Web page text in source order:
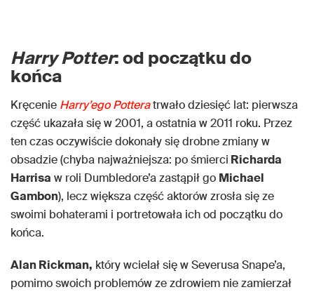
Harry Potter: od początku do
końca
Kręcenie Harry’ego Potteratrwało dziesięć lat: pierwsza
część ukazała się w 2001, a ostatnia w 2011 roku. Przez
ten czas oczywiście dokonały się drobne zmiany w
obsadzie (chyba najważniejsza: po śmierci Richarda
Harrisa w roli Dumbledore’a zastąpił go Michael
Gambon), lecz większa część aktorów zrosła się ze
swoimi bohaterami i portretowała ich od początku do
końca.
Alan Rickman, który wcielał się w Severusa Snape’a,
pomimo swoich problemów ze zdrowiem nie zamierzał